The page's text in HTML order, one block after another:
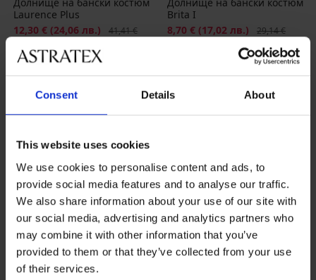
Consent Details About
This website uses cookies
We use cookies to personalise content and ads, to
provide social media features and to analyse our traffic.
We also share information about your use of our site with
our social media, advertising and analytics partners who
may combine it with other information that you’ve
provided to them or that they’ve collected from your use
of their services.
Laurence Plus
Намаление
12,30 € (24,06 лв.) Първоначална цена
41,41 €
9,84 € (19,25 лв.)код
Brita I
Намаление
8,70 € (17,02 лв.)
29,14 €
(13,61 лв.)кодSUN20
Разпродажба -70%